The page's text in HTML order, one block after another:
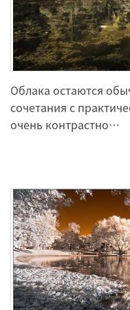
Облака остаются
сочетания с
очень контрастно…